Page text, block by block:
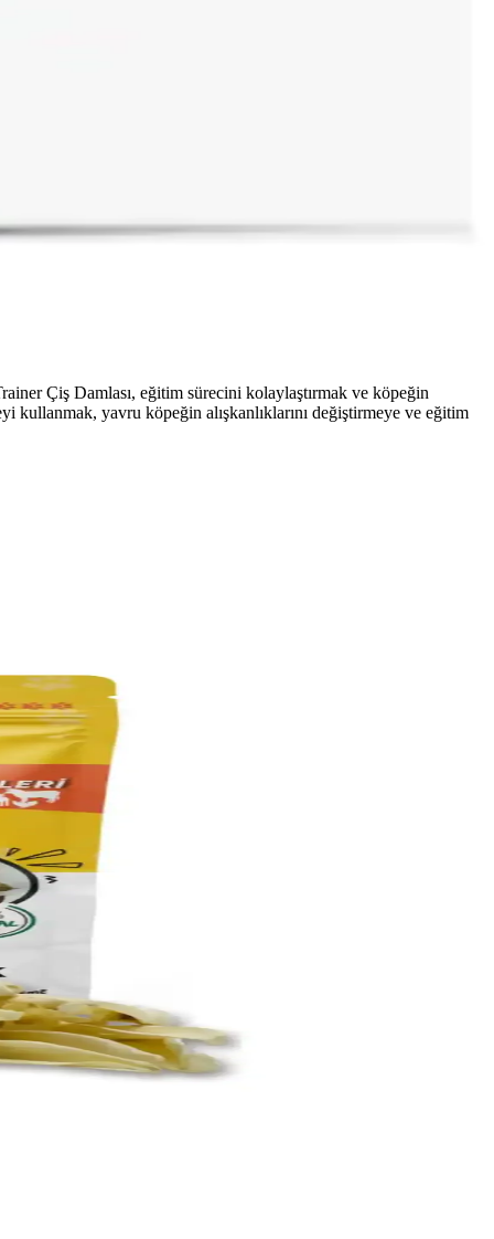
Çiş Damlası, eğitim sürecini kolaylaştırmak ve köpeğin
kullanmak, yavru köpeğin alışkanlıklarını değiştirmeye ve eğitim
sağlayan ürünler tercih edilmelidir.
kullanıcıların ihtiyaçlarına uygun çözümler sağlar.
ve konfor sağlar.
hakkında bilgi bulunmamaktadır.
hijyen standartlarını kolayca sağlar.